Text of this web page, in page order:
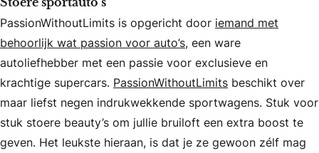
Stoere sportauto’s
PassionWithoutLimits is opgericht door iemand met
behoorlijk wat passion voor auto’s, een ware
autoliefhebber met een passie voor exclusieve en
krachtige supercars. PassionWithoutLimits beschikt over
maar liefst negen indrukwekkende sportwagens. Stuk voor
stuk stoere beauty’s om jullie bruiloft een extra boost te
geven. Het leukste hieraan, is dat je ze gewoon zélf mag